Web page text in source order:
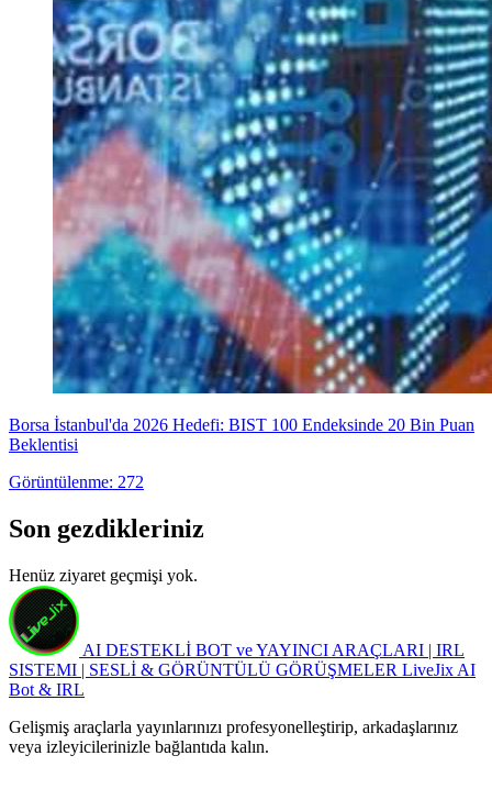
Borsa İstanbul'da 2026 Hedefi: BIST 100 Endeksinde 20 Bin Puan
Beklentisi
Görüntülenme: 272
Son gezdikleriniz
Henüz ziyaret geçmişi yok.
AI DESTEKLİ BOT ve YAYINCI ARAÇLARI | IRL
SISTEMI | SESLİ & GÖRÜNTÜLÜ GÖRÜŞMELER LiveJix AI
Bot & IRL
Gelişmiş araçlarla yayınlarınızı profesyonelleştirip, arkadaşlarınız
veya izleyicilerinizle bağlantıda kalın.